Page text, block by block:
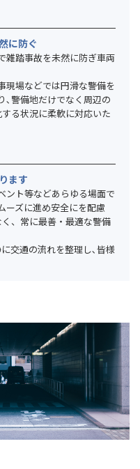
に防ぐ
雑踏事故を未然に防ぎ車両
現場などでは円滑な警備を
､警備地だけでなく周辺の
る状況に柔軟に対応いた
ます
ント等などあらゆる場面で
ーズに進め安全にを配慮
、常に最善・最適な警備
交通の流れを整理し､皆様